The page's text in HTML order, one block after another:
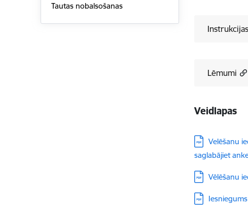
Tautas nobalsošanas
Instrukcijas
Lēmumi
Veidlapas
Lejupielādēt:
Velēšanu
saglabājiet
Lejupielādēt:
Vēlēšanu
Lejupielādēt: